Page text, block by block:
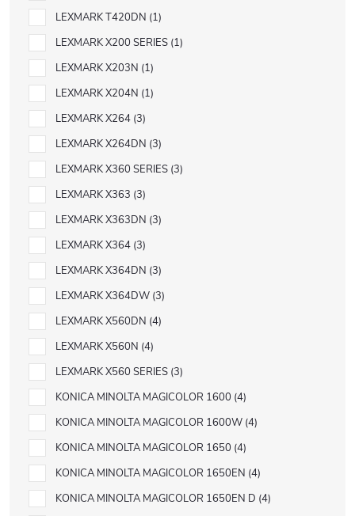
LEXMARK T420DN 1
LEXMARK X200 SERIES 1
LEXMARK X203N 1
LEXMARK X204N 1
LEXMARK X264 3
LEXMARK X264DN 3
LEXMARK X360 SERIES 3
LEXMARK X363 3
LEXMARK X363DN 3
LEXMARK X364 3
LEXMARK X364DN 3
LEXMARK X364DW 3
LEXMARK X560DN 4
LEXMARK X560N 4
LEXMARK X560 SERIES 3
KONICA MINOLTA MAGICOLOR 1600 4
KONICA MINOLTA MAGICOLOR 1600W 4
KONICA MINOLTA MAGICOLOR 1650 4
KONICA MINOLTA MAGICOLOR 1650EN 4
KONICA MINOLTA MAGICOLOR 1650EN D 4